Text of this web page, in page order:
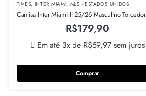
TIMES, INTER MIAMI, MLS - ESTADOS UNIDOS
Camisa Inter Miami II 25/26 Masculino Torcedor
R$179,90
Em até 3x de R$59,97 sem juros
Comprar